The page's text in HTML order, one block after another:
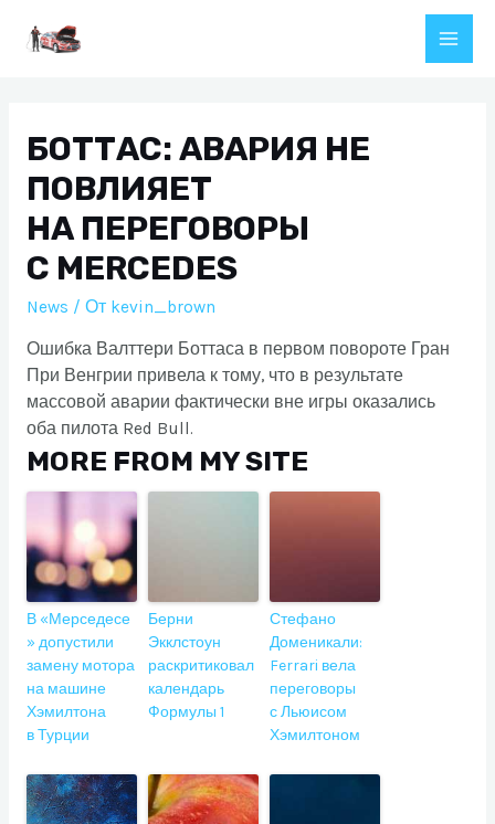
Main
БОТТАС: АВАРИЯ НЕ
ПОВЛИЯЕТ
НА ПЕРЕГОВОРЫ
С MERCEDES
News / От kevin_brown
Ошибка Валттери Боттаса в первом повороте Гран
При Венгрии привела к тому, что в результате
массовой аварии фактически вне игры оказались
оба пилота Red Bull.
MORE FROM MY SITE
В «Мерседесе
» допустили
замену мотора
на машине
Хэмилтона
в Турции
Берни
Экклстоун
раскритиковал
календарь
Формулы 1
Стефано
Доменикали:
Ferrari вела
переговоры
с Льюисом
Хэмилтоном